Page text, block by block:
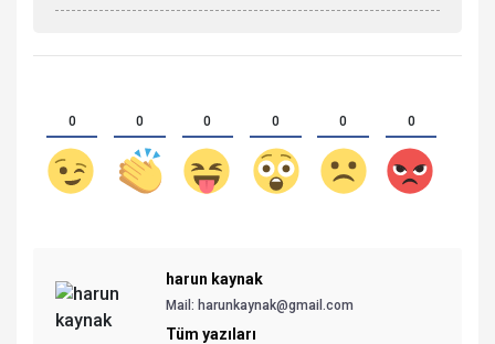
0 0 0 0 0 0
harun kaynak
Mail: harunkaynak@gmail.com
Tüm yazıları